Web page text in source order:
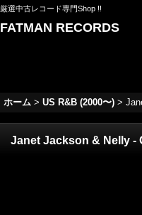
厳選中古レコード専門Shop !!
FATMAN RECORDS
ホーム > US R&B (2000〜) >
Janet Jackson & Nelly -